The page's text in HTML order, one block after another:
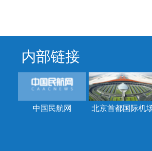
内部链接
中国民航网 北京首都国际机